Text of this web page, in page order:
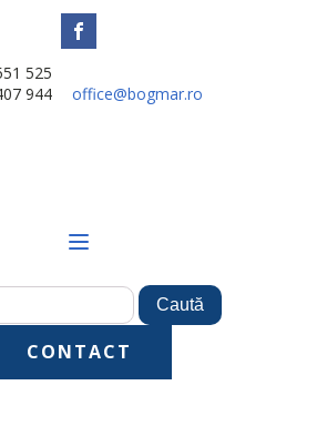
525
944
office@bogmar.ro
CONTACT